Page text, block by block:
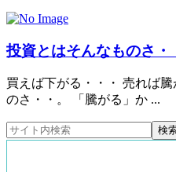
投資とはそんなものさ・
買えば下がる・・・ 売れば
のさ・・。 「騰がる」か ...